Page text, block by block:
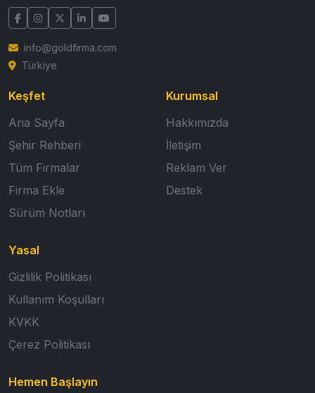
info@goldfirma.com
Türkiye
Keşfet
Ana Sayfa
Şehir Rehberi
Tüm Firmalar
Firma Ekle
Sürüm Notları
Kurumsal
Hakkımızda
İletişim
Reklam Ver
Destek
Yasal
Gizlilik Politikası
Kullanım Koşulları
KVKK
Çerez Politikası
Hemen Başlayın